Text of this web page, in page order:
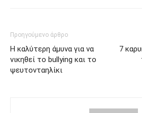
Προηγούμενο άρθρο
Η καλύτερη άμυνα για να
νικηθεί το bullying και το
ψευτονταηλίκι
7